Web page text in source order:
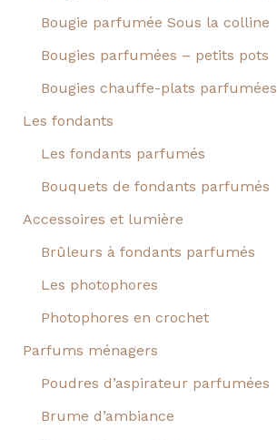
Bougie parfumée Sous la colline
Bougies parfumées – petits pots
Bougies chauffe-plats parfumées
Les fondants
Les fondants parfumés
Bouquets de fondants parfumés
Accessoires et lumière
Brûleurs à fondants parfumés
Les photophores
Photophores en crochet
Parfums ménagers
Poudres d’aspirateur parfumées
Brume d’ambiance